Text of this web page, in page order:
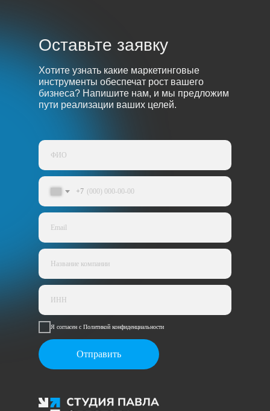
Оставьте заявку
Хотите узнать какие маркетинговые
инструменты обеспечат рост вашего
бизнеса? Напишите нам, и мы предложим
пути реализации ваших целей.
+7
Я согласен с Политикой конфиденциальности
Отправить